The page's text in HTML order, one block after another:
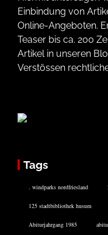
Einbindung von
Online-Angeboten.
Teaser bis ca. 200
Artikel in unseren
Verstössen
Tags
. windparks nordfriesland
125 stadtbibliothek husum
Abiturjahrgang 1985